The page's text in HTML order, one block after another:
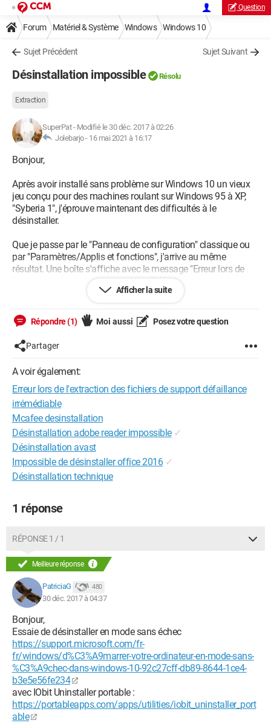
Question
Forum Matériel & Système Windows Windows 10
Sujet Précédent Sujet Suivant
Désinstallation impossible Résolu
Extraction
SuperPat- Modifié le 30 déc. 2017 à 02:26
Jolebarjo - 16 mai 2021 à 16:17
Bonjour,
Après avoir installé sans problème sur Windows 10 un vieux
jeu conçu pour des machines roulant sur Windows 95 à XP,
"Syberia 1", j'éprouve maintenant des difficultés à le
désinstaller.
Que je passe par le "Panneau de configuration" classique ou
par "Paramètres/Applis et fonctions", j'arrive au même
résultat. Une boîte s'affiche avec le message "Erreur lors de
l'extraction des fichiers de support: Défaillance irrémédiable".
solution? L'application qui doit désinstaller le programme est
"InstallShield Wizard"
Merci à l'avance.
Afficher la suite
Répondre (1) Moi aussi Posez votre question
Partager
A voir également:
Erreur lors de l'extraction des fichiers de support défaillance
irrémédiable
Mcafee desinstallation
Désinstallation adobe reader impossible ✓
Désinstallation avast
Impossible de désinstaller office 2016 ✓
Désinstallation technique
1 réponse
RÉPONSE 1 / 1
Meilleure réponse
PatriciaG 480
30 déc. 2017 à 04:37
Bonjour,
Essaie de désinstaller en mode sans échec
https://support.microsoft.com/fr-
fr/windows/d%C3%A9marrer-votre-ordinateur-en-mode-sans-
%C3%A9chec-dans-windows-10-92c27cff-db89-8644-1ce4-
b3e5e56fe234
avec IObit Uninstaller portable :
https://portableapps.com/apps/utilities/iobit_uninstaller_port
able